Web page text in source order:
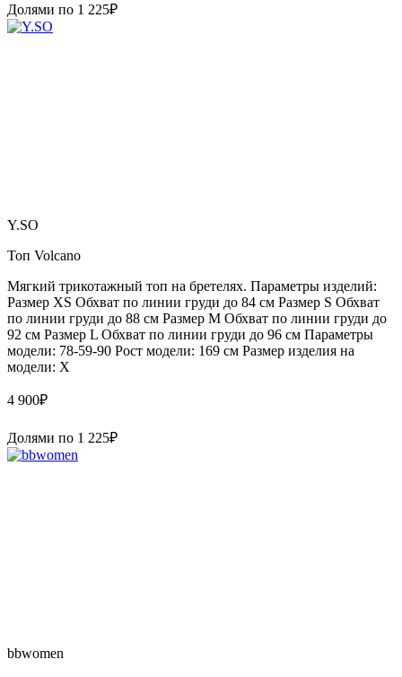
Долями по 1 225₽
Y.SO
Топ Volcano
Мягкий трикотажный топ на бретелях. Параметры изделий:
Размер XS Обхват по линии груди до 84 см Размер S Обхват
по линии груди до 88 см Размер M Обхват по линии груди до
92 см Размер L Обхват по линии груди до 96 см Параметры
модели: 78-59-90 Рост модели: 169 см Размер изделия на
модели: X
4 900₽
Долями по 1 225₽
bbwomen